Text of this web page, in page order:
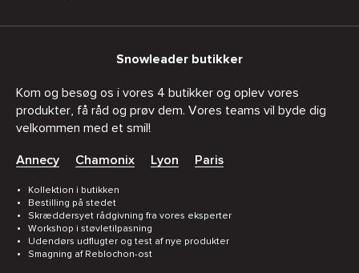
Snowleader butikker
Kom og besøg os i vores 4 butikker og oplev vores
produkter, få råd og prøv dem. Vores teams vil byde dig
velkommen med et smil!
Annecy Chamonix Lyon Paris
Kollektion i butikken
Bestilling på stedet
Skræddersyet rådgivning fra vores eksperter
Workshop i støvletilpasning
Udendørs udflugter og test af nye produkter
Smagning af Reblochon-ost